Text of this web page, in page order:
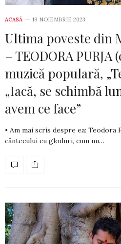
ACASĂ 19 NOIEMBRIE 2023
Ultima poveste din
– TEODORA PURJA
muzică populară,
„Iacă, se schimbă
avem ce face”
• Am mai scris despre ea: Teodora
cântecului cu gloduri, cum nu…